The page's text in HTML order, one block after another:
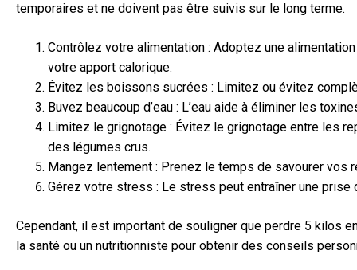
temporaires et ne doivent pas être suivis sur le long terme.
Contrôlez votre alimentation : Adoptez une
votre apport calorique.
Évitez les boissons sucrées : Limitez ou évitez
Buvez beaucoup d’eau : L’eau aide à éliminer les
Limitez le grignotage : Évitez le grignotage entre les
des légumes crus.
Mangez lentement : Prenez le temps de savourer vos
Gérez votre stress : Le stress peut entraîner une
Cependant, il est important de souligner que perdre 5 kilos
la santé ou un nutritionniste pour obtenir des conseils